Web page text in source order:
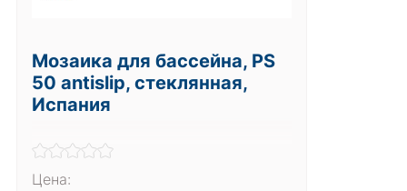
Мозаика для бассейна, PS
50 antislip, стеклянная,
Испания
Цена: